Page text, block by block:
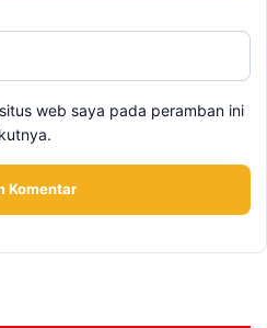
web saya pada peramban ini